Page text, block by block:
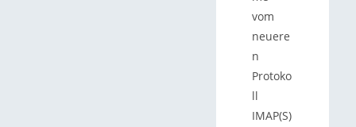
vom
neuere
n
Protoko
ll
IMAP(S)